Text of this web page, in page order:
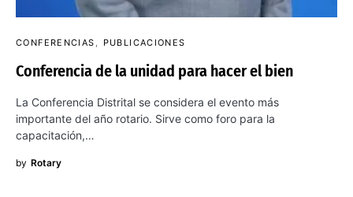
CONFERENCIAS PUBLICACIONES
Conferencia de la unidad para hacer el bien
La Conferencia Distrital se considera el evento más
importante del año rotario. Sirve como foro para la
capacitación,…
by Rotary